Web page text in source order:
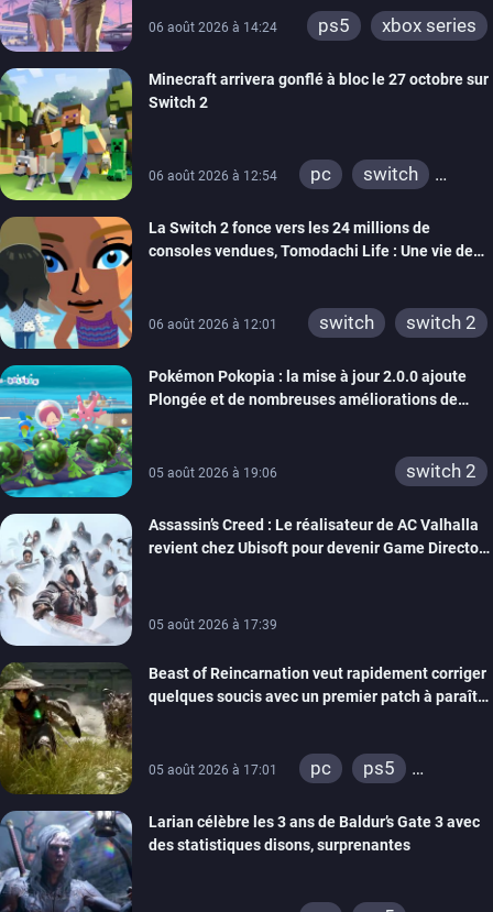
06 août 2026 à 14:24 ps5 xbox series
Minecraft arrivera gonflé à bloc le 27 octobre sur
Switch 2
06 août 2026 à 12:54 pc
switch
xbox one
wiiu
3ds
ps3
switch 2
La Switch 2 fonce vers les 24 millions de
consoles vendues, Tomodachi Life : Une vie de
06 août 2026 à 12:01 switch switch 2
Pokémon Pokopia : la mise à jour 2.0.0 ajoute
Plongée et de nombreuses améliorations de
05 août 2026 à 19:06 switch 2
Assassin’s Creed : Le réalisateur de AC Valhalla
revient chez Ubisoft pour devenir Game Director
05 août 2026 à 17:39
Beast of Reincarnation veut rapidement corriger
quelques soucis avec un premier patch à paraître
05 août 2026 à 17:01 pc
ps5
Larian célèbre les 3 ans de Baldur’s Gate 3 avec
des statistiques disons, surprenantes